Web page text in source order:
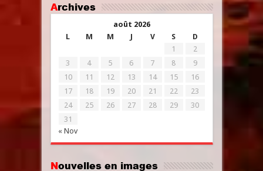
Archives
août 2026
L
M M J V S D
« Nov
1
2
3
4 5 6 7 8
9
10
11 12 13 14 15
16
17
18 19 20 21 22
23
24
25 26 27 28 29
30
31
Nouvelles en images